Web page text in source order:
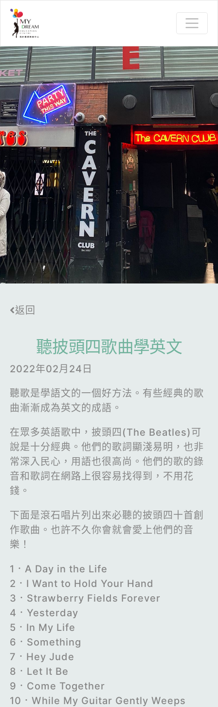
返回
聽披頭四歌曲學英文
2022年02月24日
聽歌是學語文的一個好方法。有些經典的歌
曲漸漸成為英文的成語。
在眾多英語歌中，披頭四(The Beatles)可
說是十分經典。他們的歌詞顯淺易明，也非
常深入民心，用語也很高尚。他們的歌的錄
音和歌詞在網路上很容易找得到，不用花
錢。
下面是滾石唱片列出來必聽的披頭四十首創
作歌曲。也許不久你會就會愛上他們的音
樂！
1．A Day in the Life
2．I Want to Hold Your Hand
3．Strawberry Fields Forever
4．Yesterday
5．In My Life
6．Something
7．Hey Jude
8．Let It Be
9．Come Together
10．While My Guitar Gently Weeps